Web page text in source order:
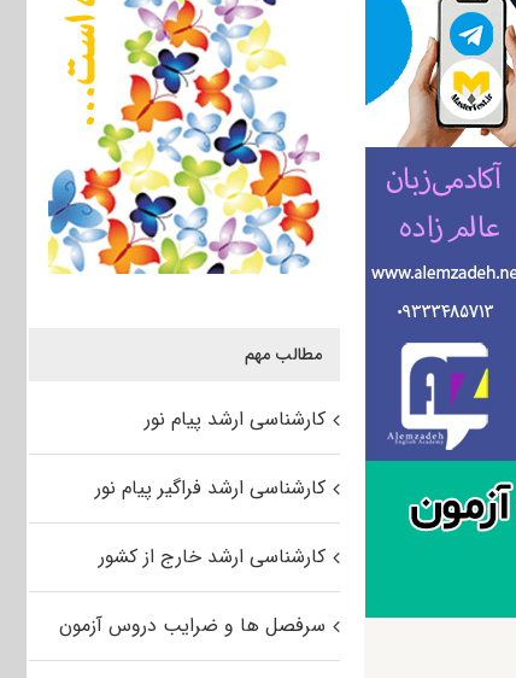
مطالب مهم
کارشناسی ارشد پیام نور
کارشناسی ارشد فراگیر پیام نور
کارشناسی ارشد خارج از کشور
سرفصل ها و ضرایب دروس آزمون